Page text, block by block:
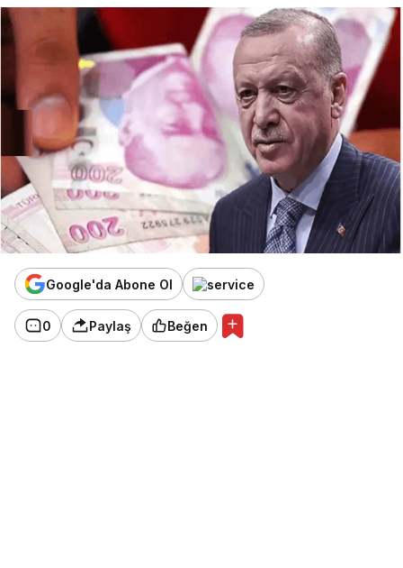
Google'da Abone Ol
0 Paylaş Beğen